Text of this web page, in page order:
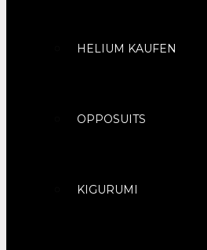
HELIUM KAUFEN
OPPOSUITS
KIGURUMI